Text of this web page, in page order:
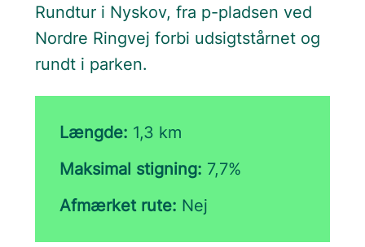
Rundtur i Nyskov, fra p-pladsen ved
Nordre Ringvej forbi udsigtstårnet og
rundt i parken.
Længde: 1,3 km
Maksimal stigning: 7,7%
Afmærket rute: Nej